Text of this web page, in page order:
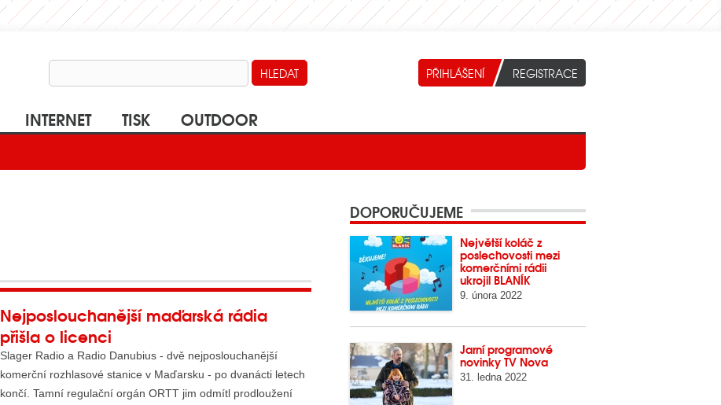
INTERNET TISK OUTDOOR
Nejposlouchanější maďarská rádia
přišla o licenci
Slager Radio a Radio Danubius - dvě nejposlouchanější
komerční rozhlasové stanice v Maďarsku - po dvanácti letech
končí. Tamní regulační orgán ORTT jim odmítl prodloužení
DOPORUČUJEME
Největší koláč z
poslechovosti mezi
komerčními rádii
ukrojil BLANÍK
9. února 2022
Jarní programové
novinky TV Nova
31. ledna 2022